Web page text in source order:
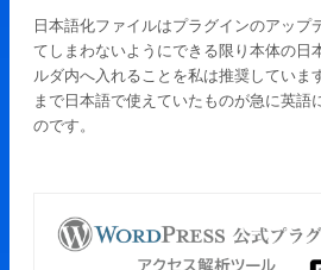
日本語化ファイルはプラグインのアップ
てしまわないようにできる限り本体の日
ルダ内へ入れることを私は推奨していま
まで日本語で使えていたものが急に英語
のです。